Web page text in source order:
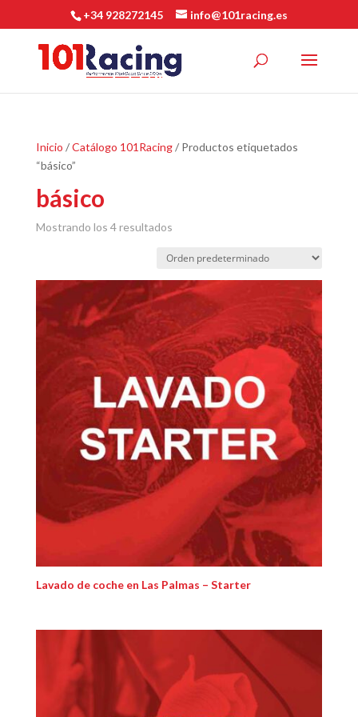
+34 928272145 info@101racing.es
Inicio /Catálogo 101Racing/ Productos etiquetados
“básico”
básico
Mostrando los 4 resultados
Lavado de coche en Las Palmas – Starter